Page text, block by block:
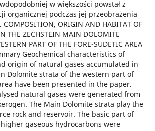
w większości powstał z
organicznej podczas jej przeobrażenia
ORIGIN AND HABITAT OF
THE ZECHSTEIN MAIN DOLOMITE
PART OF THE FORE-SUDETIC AREA
Geochemical characteristics of
origin of natural gases accumulated in
Dolomite strata of the western part of
have been presented in the paper.
natural gases were generated from
The Main Dolomite strata play the
rock and reservoir. The basic part of
gaseous hydrocarbons were